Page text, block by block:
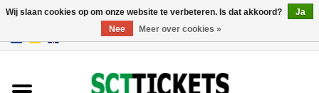
Wij slaan cookies op om onze website te verbeteren. Is dat akkoord?
Ja
Nee
Meer over cookies »